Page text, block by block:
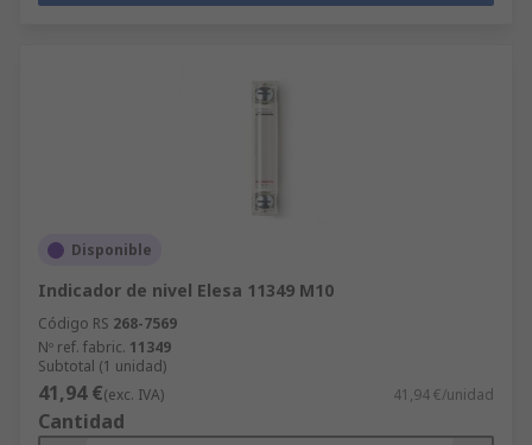
Disponible
Indicador de nivel Elesa 11349 M10
Código RS 268-7569
Nº ref. fabric. 11349
Subtotal (1 unidad)
41,94 €(exc. IVA) 41,94 €/unidad
Cantidad